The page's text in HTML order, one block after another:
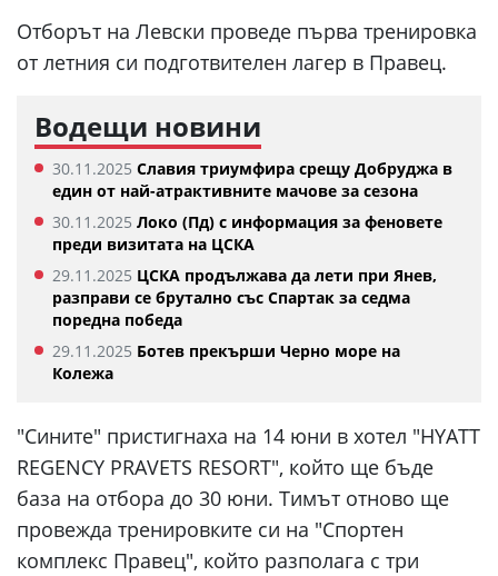
Отборът на Левски проведе първа тренировка
от летния си подготвителен лагер в Правец.
Водещи новини
30.11.2025 Славия триумфира срещу Добруджа в
един от най-атрактивните мачове за сезона
30.11.2025 Локо (Пд) с информация за феновете
преди визитата на ЦСКА
29.11.2025 ЦСКА продължава да лети при Янев,
разправи се брутално със Спартак за седма
поредна победа
29.11.2025 Ботев прекърши Черно море на
Колежа
"Сините" пристигнаха на 14 юни в хотел "HYATT
REGENCY PRAVETS RESORT", който ще бъде
база на отбора до 30 юни. Тимът отново ще
провежда тренировките си на "Спортен
комплекс Правец", който разполага с три